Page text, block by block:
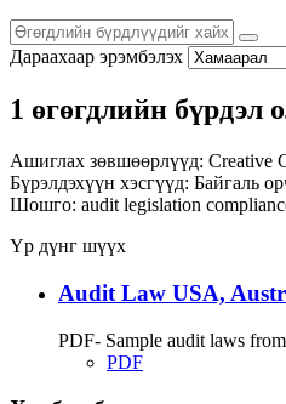
Дараахаар эрэмбэлэх
1 өгөгдлийн бүрдэл
Ашиглах зөвшөөрлүүд: Creative
Бүрэлдэхүүн хэсгүүд: Байгаль
Шошго: audit legislation
Үр дүнг шүүх
Audit Law USA,
PDF- Sample audit laws
PDF